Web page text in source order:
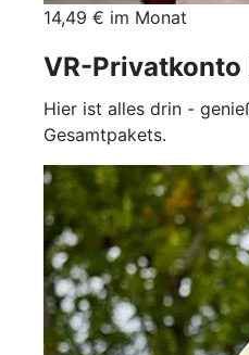
14,49 € im Monat
VR-Privatkonto
Hier ist alles drin -
Gesamtpakets.